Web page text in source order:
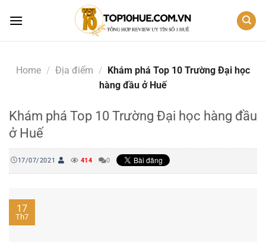
Home / Địa điểm / Khám phá Top 10 Trường Đại học
hàng đầu ở Huế
Khám phá Top 10 Trường Đại học hàng đầu
ở Huế
17/07/2021 414 0
17
Th7